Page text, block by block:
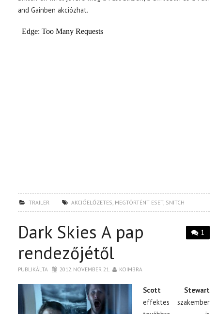
and Gainben akciózhat.
TRAILER AKCIÓELŐZETES MEGTÖRTÉNT ESET, SNITCH
1
Dark Skies A pap
rendezőjétől
PUBLIKÁLTA 2012. NOVEMBER 21. KOIMBRA
Scott Stewart
effektes szakember